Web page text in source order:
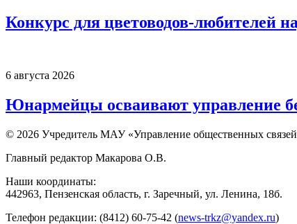
Конкурс для цветоводов-любителей
6 августа 2026
Юнармейцы осваивают управление
© 2026 Учредитель МАУ «Управление общественных
Главный редактор Макарова О.В.
Наши координаты:
442963, Пензенская область, г. Заречный, ул. Ленина, 18б.
Телефон редакции: (8412) 60-75-42 (news-trkz@yandex.ru)